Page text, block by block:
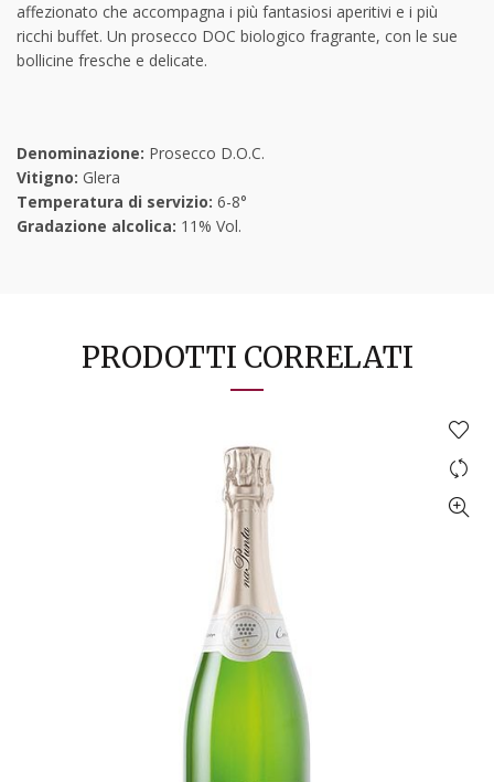
affezionato che accompagna i più fantasiosi aperitivi e i più
ricchi buffet. Un prosecco DOC biologico fragrante, con le sue
bollicine fresche e delicate.
Denominazione: Prosecco D.O.C.
Vitigno: Glera
Temperatura di servizio: 6-8°
Gradazione alcolica: 11% Vol.
PRODOTTI CORRELATI